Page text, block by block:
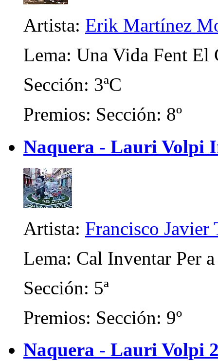
Artista: Erik Martínez
Lema: Una Vida Fent El
Sección: 3ªC
Premios: Sección: 8º
Naquera - Lauri Volpi
Artista: Francisco Javier
Lema: Cal Inventar Per
Sección: 5ª
Premios: Sección: 9º
Naquera - Lauri Volpi